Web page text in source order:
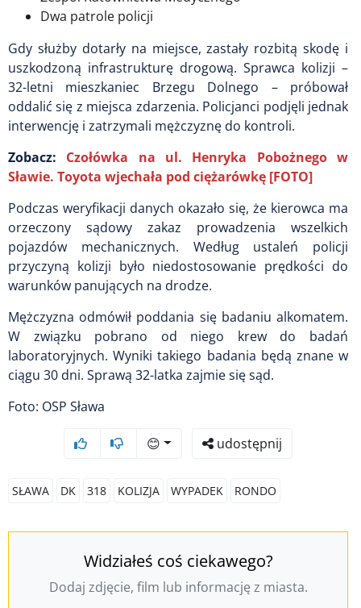
Dwa patrole policji
Gdy służby dotarły na miejsce, zastały rozbitą skodę i
uszkodzoną infrastrukturę drogową. Sprawca kolizji –
32-letni mieszkaniec Brzegu Dolnego – próbował
oddalić się z miejsca zdarzenia. Policjanci podjęli jednak
interwencję i zatrzymali mężczyznę do kontroli.
Zobacz: Czołówka na ul. Henryka Pobożnego w
Sławie. Toyota wjechała pod ciężarówkę [FOTO]
Podczas weryfikacji danych okazało się, że kierowca ma
orzeczony sądowy zakaz prowadzenia wszelkich
pojazdów mechanicznych. Według ustaleń policji
przyczyną kolizji było niedostosowanie prędkości do
warunków panujących na drodze.
Mężczyzna odmówił poddania się badaniu alkomatem.
W związku pobrano od niego krew do badań
laboratoryjnych. Wyniki takiego badania będą znane w
ciągu 30 dni. Sprawą 32-latka zajmie się sąd.
Foto: OSP Sława
😊 udostępnij
SŁAWA DK 318 KOLIZJA WYPADEK RONDO
Widziałeś coś ciekawego?
Dodaj zdjęcie, film lub informację z miasta.